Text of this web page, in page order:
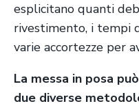
esplicitano quanti
rivestimento, i
varie accortezze per
La messa in posa
due diverse